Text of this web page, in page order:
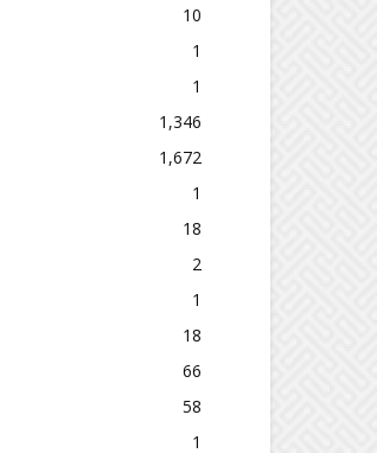
10
1
1
1,346
1,672
1
18
2
1
18
66
58
1